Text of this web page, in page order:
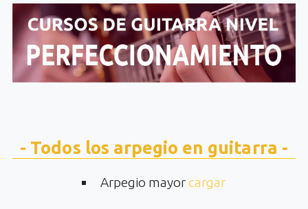
- Todos los arpegio en guitarra -
Arpegio mayorcargar